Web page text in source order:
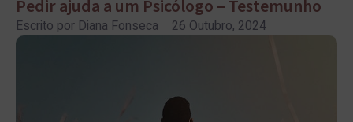
Pedir ajuda a um Psicólogo – Testemunho
Escrito por Diana Fonseca 26 Outubro, 2024